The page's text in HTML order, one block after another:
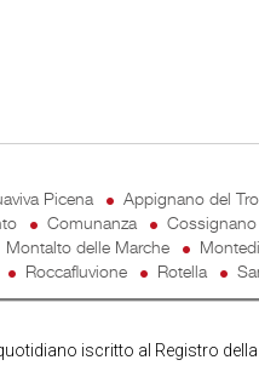
Picena Appignano del
Comunanza Cossignano
Montalto delle Marche
Roccafluvione Rotella
iscritto al Registro